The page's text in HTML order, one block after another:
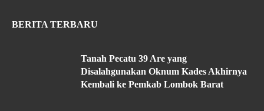
BERITA TERBARU
Tanah Pecatu 39 Are yang
Disalahgunakan Oknum Kades Akhirnya
Kembali ke Pemkab Lombok Barat